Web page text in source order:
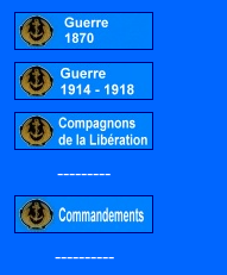
---------
----------